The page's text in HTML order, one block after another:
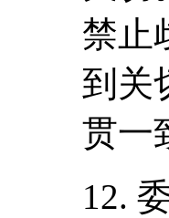
禁止
到关
贯一
12.